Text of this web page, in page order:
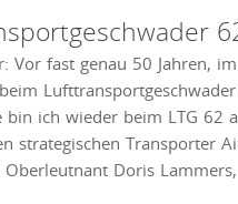
Vor fast genau 50 Jahren,
bin ich wieder beim LTG
strategischen Transporter
Oberleutnant Doris